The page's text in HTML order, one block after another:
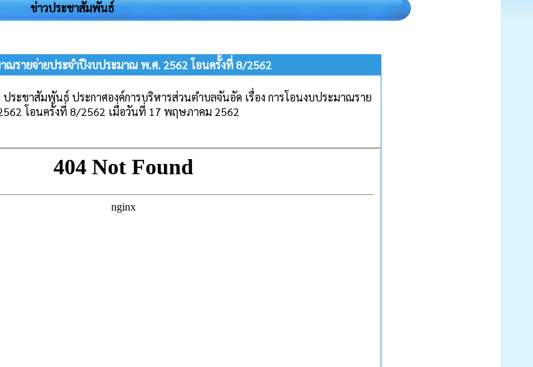
ข่าวประชาสัมพันธ์
าณรายจ่ายประจำปีงบประมาณ พ.ศ. 2562 โอนครั้งที่ 8/2562
ระชาสัมพันธ์ ประกาศองค์การบริหารส่วนตำบลจันอัด เรื่อง การโอนงบประมาณราย
โอนครั้งที่ 8/2562 เมื่อวันที่ 17 พฤษภาคม 2562